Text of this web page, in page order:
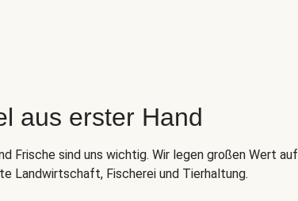
aus erster Hand
Frische sind uns wichtig. Wir legen großen Wert auf
Landwirtschaft, Fischerei und Tierhaltung.